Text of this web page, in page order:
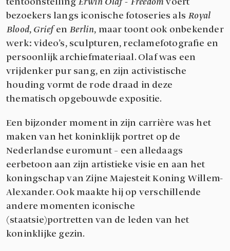
bezoekers langs iconische fotoseries alsRoyal
Blood,GriefenBerlin, maar toont ook onbekender
werk: video’s, sculpturen, reclamefotografie en
persoonlijk archiefmateriaal. Olaf was een
vrijdenker pur sang, en zijn activistische
houding vormt de rode draad in deze
thematisch opgebouwde expositie.
Een bijzonder moment in zijn carrière was het
maken van het koninklijk portret op de
Nederlandse euromunt – een alledaags
eerbetoon aan zijn artistieke visie en aan het
koningschap van Zijne Majesteit Koning Willem-
Alexander. Ook maakte hij op verschillende
andere momenten iconische
(staatsie)portretten van de leden van het
koninklijke gezin.